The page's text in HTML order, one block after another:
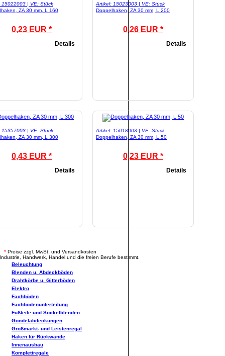
15022003 | VE: Stück
ZA 30 mm, L 160
0,23 EUR *
Details
Artikel: 15023003 | VE: Stück
Doppelhaken, ZA 30 mm, L 200
0,26 EUR *
Details
15357003 | VE: Stück
ZA 30 mm, L 300
0,43 EUR *
Details
Artikel: 15018003 | VE: Stück
Doppelhaken, ZA 30 mm, L 50
0,23 EUR *
Details
* Preise zzgl. MwSt. und Versandkosten
Handwerk, Handel und die freien Berufe bestimmt.
Beleuchtung
Blenden u. Abdeckböden
Drahtkörbe u. Gitterböden
Elektro
Fachböden
Fachbodenunterteilung
Fußteile und Sockelblenden
Gondelabdeckungen
Großmarkt- und Leistenregal
Haken für Rückwände
Innenausbau
Komplettregale